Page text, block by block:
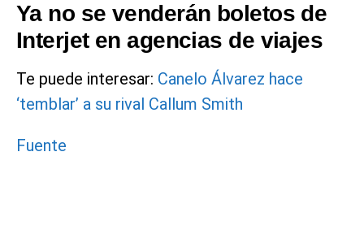
Ya no se venderán boletos de
Interjet en agencias de viajes
Te puede interesar: Canelo Álvarez hace
‘temblar’ a su rival Callum Smith
Fuente